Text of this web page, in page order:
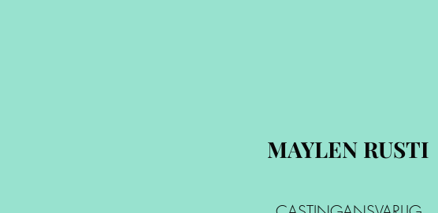
MAYLEN RUSTI